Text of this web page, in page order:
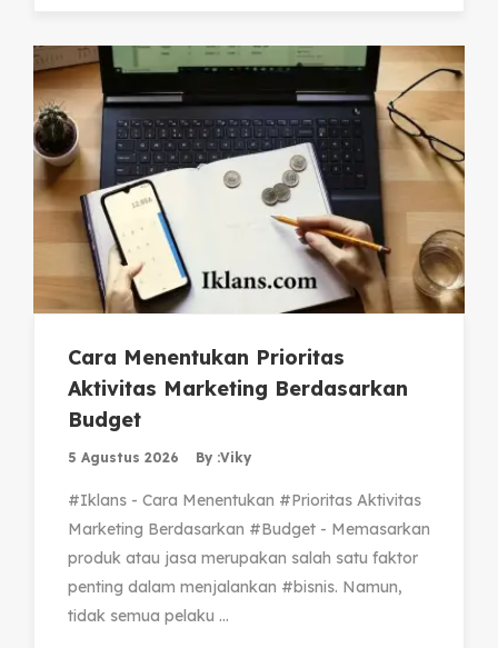
Cara Menentukan Prioritas
Aktivitas Marketing Berdasarkan
Budget
5 Agustus 2026 By :Viky
#Iklans - Cara Menentukan #Prioritas Aktivitas
Marketing Berdasarkan #Budget - Memasarkan
produk atau jasa merupakan salah satu faktor
penting dalam menjalankan #bisnis. Namun,
tidak semua pelaku ...